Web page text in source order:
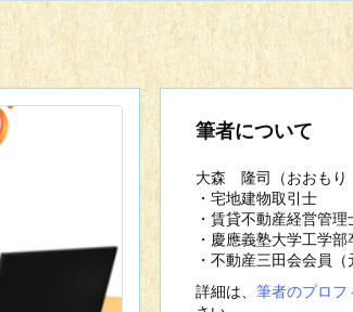
筆者について
大森 隆司（おおもり
・宅地建物取引士
・賃貸不動産経営管理
・慶應義塾大学工学
・不動産三田会会員（
詳細は、 筆者のプロフ